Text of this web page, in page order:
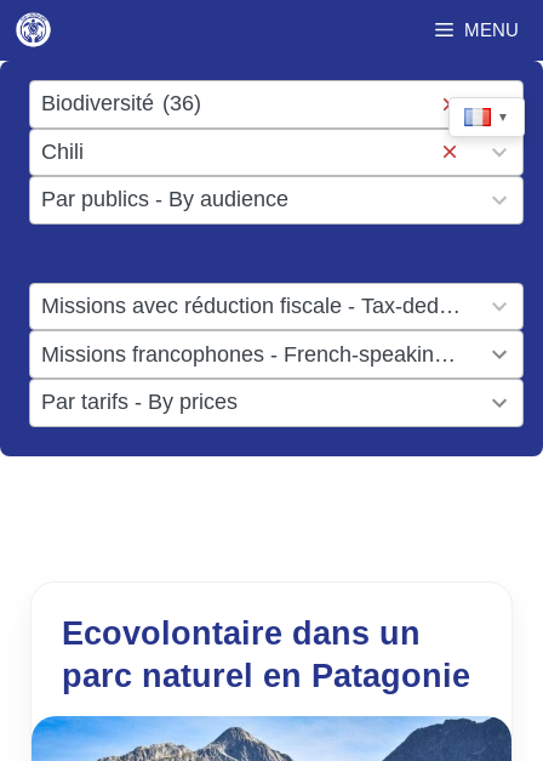
Aller
au
contenu
MENU
▼
Biodiversité (36)
17
results
available
Chili
50
results
available
Par publics - By audience
results
Missions avec réduction fiscale - Tax-deductible missions
result
available
Missions francophones - French-speaking missions
result
available
Par tarifs - By prices
results
available
Ecovolontaire dans un
parc naturel en Patagonie